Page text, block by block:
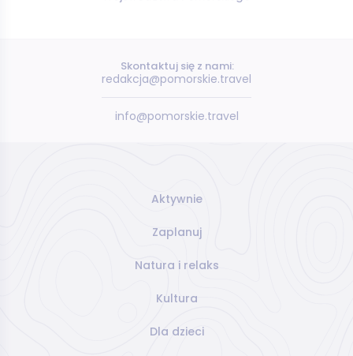
Skontaktuj się z nami:
redakcja@pomorskie.travel
info@pomorskie.travel
Aktywnie
Zaplanuj
Natura i relaks
Kultura
Dla dzieci